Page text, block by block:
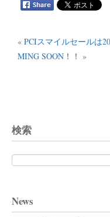
« PCIスマイルセールは
MING SOON！！ »
検索
検
索:
News